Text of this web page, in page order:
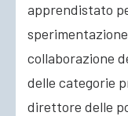
apprendistato
collaborazione
delle categorie
direttore delle